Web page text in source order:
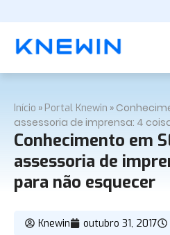
Início » Portal Knewin »
assessoria de imprensa: 4
Conhecimento em
assessoria de
para não esquecer
Knewin outubro 31, 2017